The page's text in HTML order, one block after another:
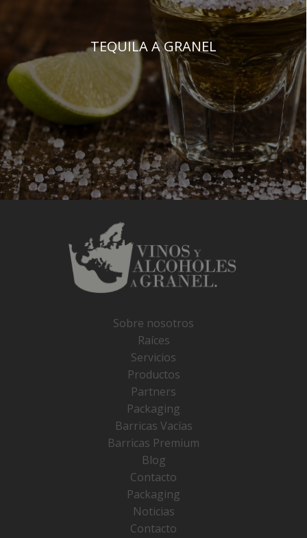
TEQUILA A GRANEL
Sobre nosotros
Raíces
Servicios
Productos
Partners
Packaging
Barricas Vacías
Barricas Premium
Blog
Contacto
Packaging
Noticias
Contacto